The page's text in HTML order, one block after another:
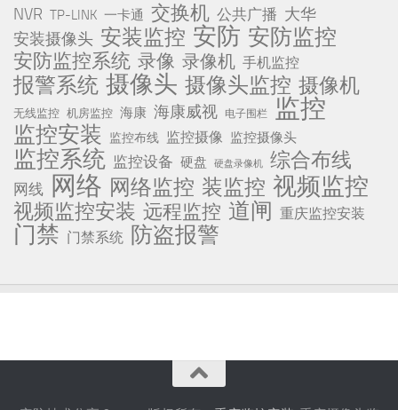
NVR TP-LINK 一卡通 交换机 公共广播 大华
安装摄像头 安装监控 安防 安防监控
安防监控系统 录像 录像机 手机监控
报警系统 摄像头 摄像头监控 摄像机
无线监控 机房监控 海康 海康威视 电子围栏 监控
监控安装 监控布线 监控摄像 监控摄像头
监控系统 监控设备 硬盘 硬盘录像机 综合布线
网线 网络 网络监控 装监控 视频监控
视频监控安装 远程监控 道闸 重庆监控安装
门禁 门禁系统 防盗报警